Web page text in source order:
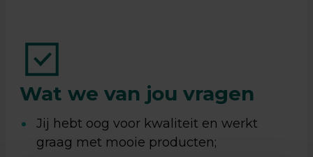
Wat we van jou vragen
Jij hebt oog voor kwaliteit en werkt
graag met mooie producten;